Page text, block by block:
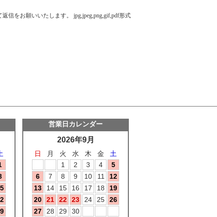
信をお願いいたします。 jpg,jpeg,png,gif,pdf形式